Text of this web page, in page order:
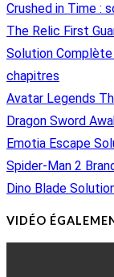
Crushed in Time :
The Relic First
Solution Complète
chapitres
Avatar Legends
Dragon Sword
Emotia Escape
Spider-Man 2
Dino Blade
VIDÉO